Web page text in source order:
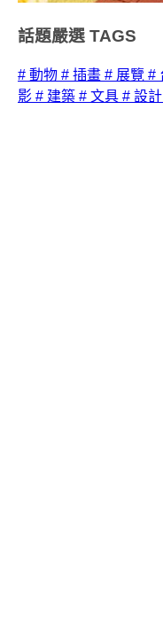
話題嚴選 TAGS
# 動物 # 插畫 # 展覽 #
影 # 建築 # 文具 # 設計